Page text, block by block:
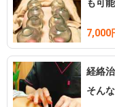
も可
7,000
経絡
そん